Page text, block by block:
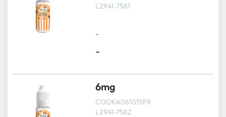
L2941-7581
-
-
6mg
COOKA061015FR
L2941-7582